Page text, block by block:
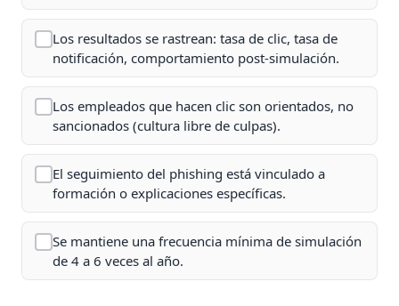
Los resultados se rastrean: tasa de clic, tasa de
notificación, comportamiento post-simulación.
Los empleados que hacen clic son orientados, no
sancionados (cultura libre de culpas).
El seguimiento del phishing está vinculado a
formación o explicaciones específicas.
Se mantiene una frecuencia mínima de simulación
de 4 a 6 veces al año.